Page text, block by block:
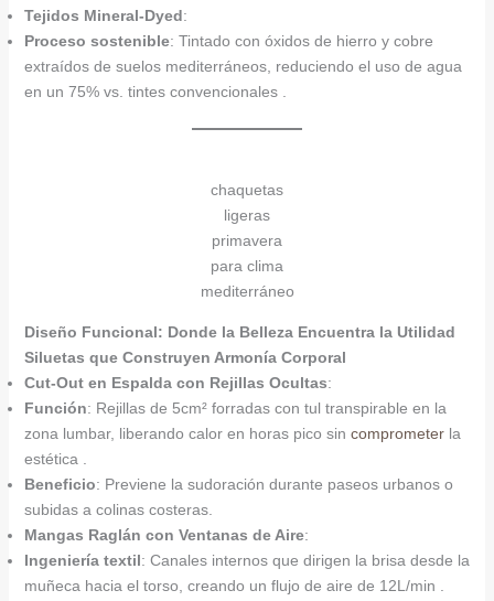
Tejidos Mineral-Dyed:
Proceso sostenible: Tintado con óxidos de hierro y cobre
extraídos de suelos mediterráneos, reduciendo el uso de agua
en un 75% vs. tintes convencionales .
chaquetas
ligeras
primavera
para clima
mediterráneo
Diseño Funcional: Donde la Belleza Encuentra la Utilidad
Siluetas que Construyen Armonía Corporal
Cut-Out en Espalda con Rejillas Ocultas:
Función: Rejillas de 5cm² forradas con tul transpirable en la
zona lumbar, liberando calor en horas pico sin comprometerla
estética .
Beneficio: Previene la sudoración durante paseos urbanos o
subidas a colinas costeras.
Mangas Raglán con Ventanas de Aire:
Ingeniería textil: Canales internos que dirigen la brisa desde la
muñeca hacia el torso, creando un flujo de aire de 12L/min .